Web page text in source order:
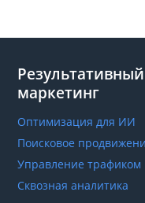
Результативный
маркетинг
Оптимизация для ИИ
Поисковое
Управление трафиком
Сквозная аналитика